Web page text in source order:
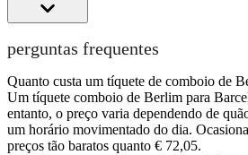
perguntas frequentes
Quanto custa um tíquete de comboio de
Um tíquete comboio de Berlim para
entanto, o preço varia dependendo de
um horário movimentado do dia.
preços tão baratos quanto € 72,05.